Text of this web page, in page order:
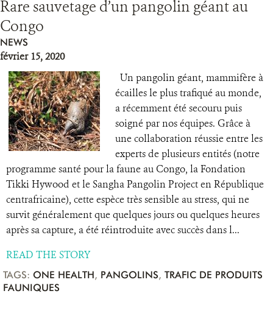
Rare sauvetage d’un pangolin géant au
Congo
NEWS
février 15, 2020
Un pangolin géant, mammifère à
écailles le plus trafiqué au monde,
a récemment été secouru puis
soigné par nos équipes. Grâce à
une collaboration réussie entre les
experts de plusieurs entités (notre
programme santé pour la faune au Congo, la Fondation
Tikki Hywood et le Sangha Pangolin Project en République
centrafricaine), cette espèce très sensible au stress, qui ne
survit généralement que quelques jours ou quelques heures
après sa capture, a été réintroduite avec succès dans l...
READ THE STORY
TAGS: ONE HEALTH, PANGOLINS, TRAFIC DE PRODUITS
FAUNIQUES